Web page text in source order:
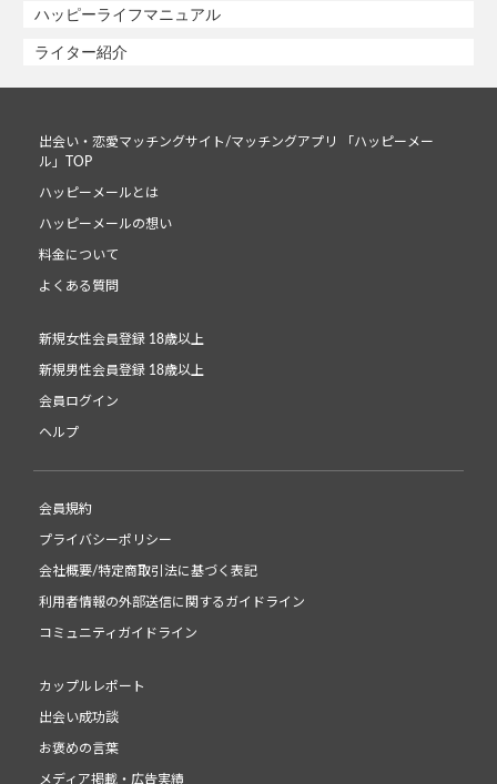
ハッピーライフマニュアル
ライター紹介
出会い・恋愛マッチングサイト/マッチングアプリ 「ハッピーメー
ル」TOP
ハッピーメールとは
ハッピーメールの想い
料金について
よくある質問
新規女性会員登録 18歳以上
新規男性会員登録 18歳以上
会員ログイン
ヘルプ
会員規約
プライバシーポリシー
会社概要/特定商取引法に基づく表記
利用者情報の外部送信に関するガイドライン
コミュニティガイドライン
カップルレポート
出会い成功談
お褒めの言葉
メディア掲載・広告実績